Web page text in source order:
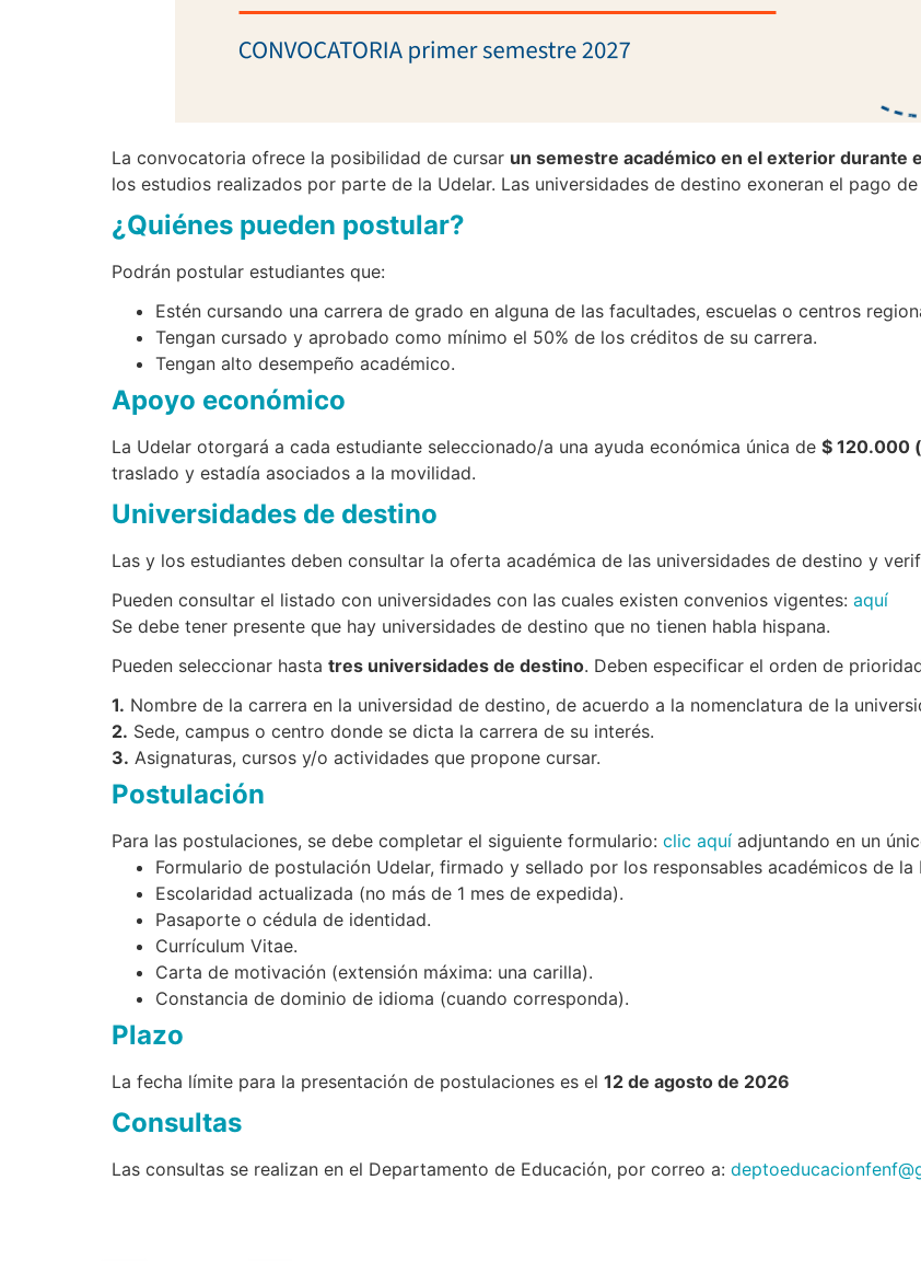
La convocatoria ofrece la posibilidad de cursar un semestre académico en el exterior durante
los estudios realizados por parte de la Udelar. Las universidades de destino exoneran el pago
¿Quiénes pueden postular?
Podrán postular estudiantes que:
Estén cursando una carrera de grado en alguna de las facultades, escuelas o centros
Tengan cursado y aprobado como mínimo el 50% de los créditos de su carrera.
Tengan alto desempeño académico.
Apoyo económico
La Udelar otorgará a cada estudiante seleccionado/a una ayuda económica única de $ 120.000
traslado y estadía asociados a la movilidad.
Universidades de destino
Las y los estudiantes deben consultar la oferta académica de las universidades de destino y
Pueden consultar el listado con universidades con las cuales existen convenios vigentes: aquí
Se debe tener presente que hay universidades de destino que no tienen habla hispana.
Pueden seleccionar hasta tres universidades de destino. Deben especificar el orden de
1. Nombre de la carrera en la universidad de destino, de acuerdo a la nomenclatura de la
2. Sede, campus o centro donde se dicta la carrera de su interés.
3. Asignaturas, cursos y/o actividades que propone cursar.
Postulación
Para las postulaciones, se debe completar el siguiente formulario: clic aquí adjuntando en un
Formulario de postulación Udelar, firmado y sellado por los responsables académicos de la
Escolaridad actualizada (no más de 1 mes de expedida).
Pasaporte o cédula de identidad.
Currículum Vitae.
Carta de motivación (extensión máxima: una carilla).
Constancia de dominio de idioma (cuando corresponda).
Plazo
La fecha límite para la presentación de postulaciones es el 12 de agosto de 2026
Consultas
Las consultas se realizan en el Departamento de Educación, por correo a: